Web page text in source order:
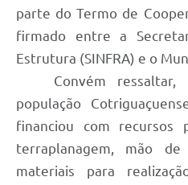
Serviços Online
Telefones Úteis
Enquete
Jornal
parte do Termo de
firmado entre a
Estrutura (SINFRA) e o
Convém
população
financiou com
terraplanagem, mão
materiais para